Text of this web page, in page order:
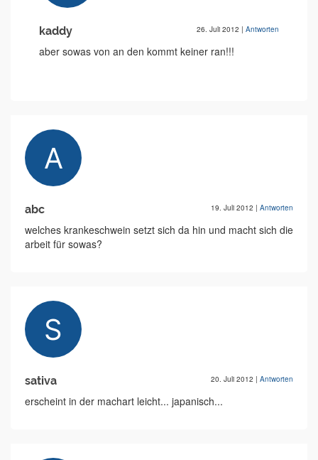
kaddy 26. Juli 2012 | Antworten
aber sowas von an den kommt keiner ran!!!
abc 19. Juli 2012 | Antworten
welches krankeschwein setzt sich da hin und macht sich die
arbeit für sowas?
sativa 20. Juli 2012 | Antworten
erscheint in der machart leicht... japanisch...